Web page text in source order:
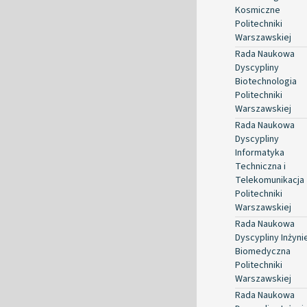
Kosmiczne
Politechniki
Warszawskiej
Rada Naukowa
Dyscypliny
Biotechnologia
Politechniki
Warszawskiej
Rada Naukowa
Dyscypliny
Informatyka
Techniczna i
Telekomunikacja
Politechniki
Warszawskiej
Rada Naukowa
Dyscypliny
Biomedyczna
Politechniki
Warszawskiej
Rada Naukowa